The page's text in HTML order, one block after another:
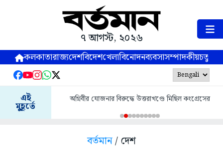
৭ আগস্ট, ২০২৬
কলকাতারাজ্যদেশবিদেশখেলাবিনোদনব্যবসাসম্পাদকীয়
এই
মুহূর্তে
অগ্নিবীর যোজনার বিরুদ্ধে উত্তরাখণ্ডে মিছিল কংগ্রেসের
বর্তমান/ দেশ